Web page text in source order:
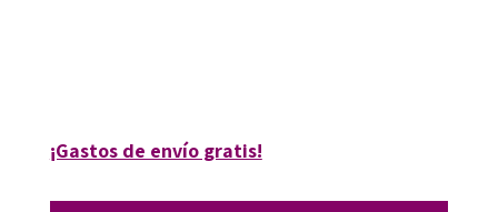
¡Gastos de envío gratis!